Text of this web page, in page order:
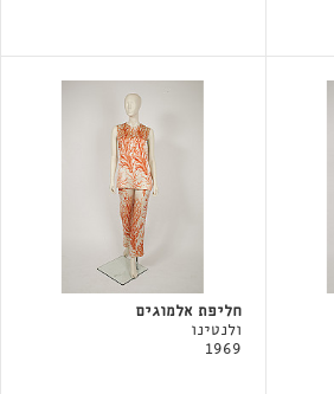
חליפת אלמוגים
ולנטינו
1969